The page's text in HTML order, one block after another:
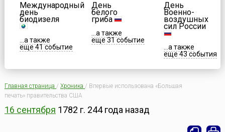
Международный
день
биодизеля
...а также
еще 41 событие
День
белого
гриба
...а также
еще 31 событие
День
Военно-
воздушных
сил России
...а также
еще 43 события
Главная страница / Хроника / Впервые использована «Большая
печать» правительства США
16 сентября 1782 г. 244 года назад